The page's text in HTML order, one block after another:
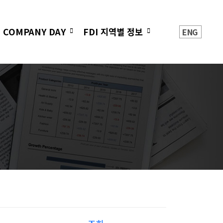
DAY FDI 지역별 정보 ENG